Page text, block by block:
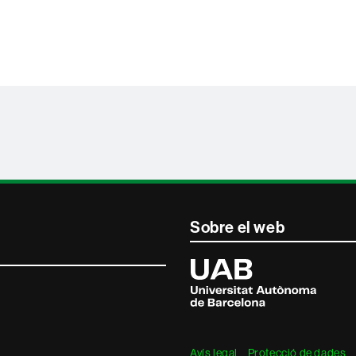
Sobre el web
Universitat
Autònoma
de
Barcelona
Avís legal Protecció de dades